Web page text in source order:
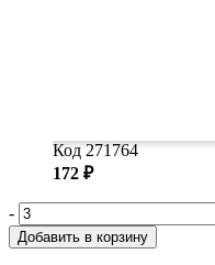
Код 271764
172 ₽
-
Добавить в корзину